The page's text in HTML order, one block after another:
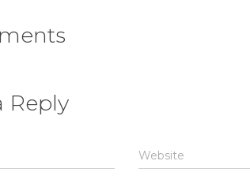
Reply
Website